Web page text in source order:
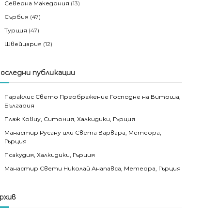
Северна Македония (13)
Сърбия (47)
Турция (47)
Швейцария (12)
публикации
Параклис Свето Преображение Господне на Витоша,
България
Плаж Ковиу, Ситония, Халкидики, Гърция
Манастир Русану или Света Варвара, Метеора,
Гърция
Псакудия, Халкидики, Гърция
Манастир Свети Николай Анапавса, Метеора, Гърция